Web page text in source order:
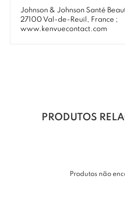
Johnson & Johnson Santé
27100 Val-de-Reuil, France ;
www.kenvuecontact.com
PRODUTOS
Produtos não